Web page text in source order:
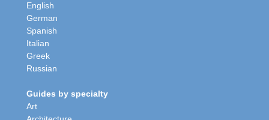
English
German
Spanish
Italian
Greek
Russian
Guides by specialty
Art